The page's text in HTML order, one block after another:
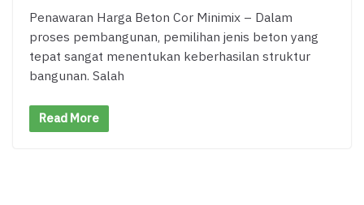
Penawaran Harga Beton Cor Minimix – Dalam
proses pembangunan, pemilihan jenis beton yang
tepat sangat menentukan keberhasilan struktur
bangunan. Salah
Read More